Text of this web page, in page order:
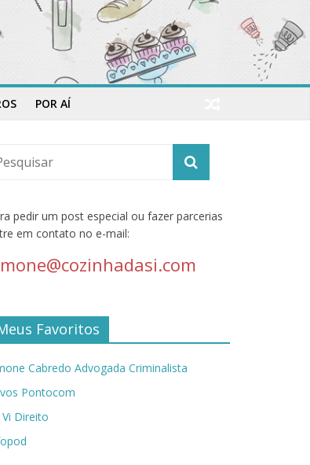
POR AÍ
pedir um post especial ou fazer parcerias
em contato no e-mail:
Favoritos
Cabredo Advogada Criminalista
Pontocom
Vi Direito